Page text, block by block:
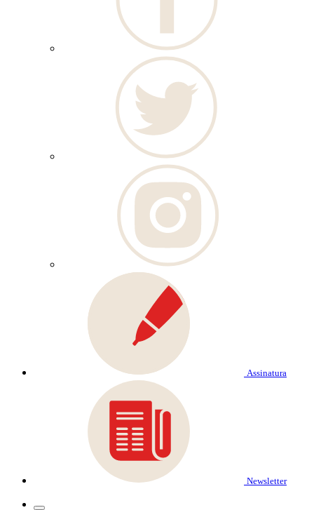
Assinatura
Newsletter